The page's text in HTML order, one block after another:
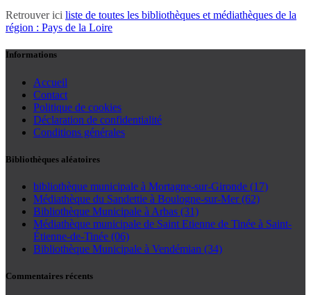
Retrouver ici liste de toutes les bibliothèques et médiathèques de la
région : Pays de la Loire
Informations
Accueil
Contact
Politique de cookies
Déclaration de confidentialité
Conditions générales
Bibliothèques aléatoires
bibliothèque municipale à Mortagne-sur-Gironde (17)
Médiathèque du Sandettie à Boulogne-sur-Mer (62)
Bibliothèque Municipale à Arbas (31)
Médiathèque municipale de Saint Etienne de Tinée à Saint-
Étienne-de-Tinée (06)
Bibliothèque Municipale à Vendémian (34)
Commentaires récents